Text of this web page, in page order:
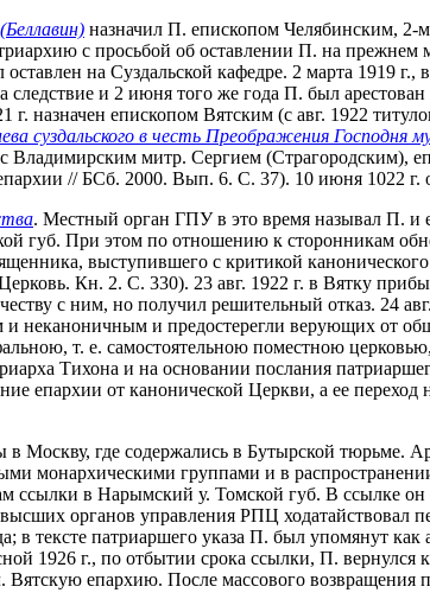
назначил П. епископом Челябинским, 2-
с просьбой об оставлении П. на прежнем
на Суздальской кафедре. 2 марта 1919
следствие и 2 июня того же года П. был
назначен епископом Вятским (с авг. 1922
суздальского в честь Преображения Господня
Владимирским митр. Сергием (Страгородским),
// БСб. 2000. Вып. 6. С. 37). 10 июня 1022 г.
. Местный орган ГПУ в это время называл П. и
губ. При этом по отношению к сторонникам
выступившего с критикой
Кн. 2. С. 330). 23 авг. 1922 г. в Вятку
с ним, но получил решительный отказ. 24
и предостерегли верующих от
т. е. самостоятельною поместною
Тихона и на основании послания
епархии от канонической Церкви, а ее
Москву, где содержались в Бутырской тюрьме.
монархическими группами и в
в Нарымский у. Томской губ. В ссылке
органов управления РПЦ
в тексте патриаршего указа П. был упомянут
1926 г., по отбытии срока ссылки, П.
епархию. После массового возвращения